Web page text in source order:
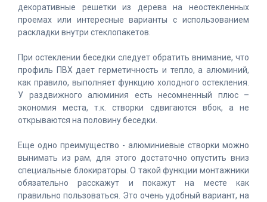
декоративные решетки из дерева на неостекленных
проемах или интересные варианты с использованием
раскладки внутри стеклопакетов.
При остеклении беседки следует обратить внимание, что
профиль ПВХ дает герметичность и тепло, а алюминий,
как правило, выполняет функцию холодного остекления.
У раздвижного алюминия есть несомненный плюс –
экономия места, т.к. створки сдвигаются вбок, а не
открываются на половину беседки.
Еще одно преимущество - алюминиевые створки можно
вынимать из рам, для этого достаточно опустить вниз
специальные блокираторы. О такой функции монтажники
обязательно расскажут и покажут на месте как
правильно пользоваться. Это очень удобный вариант, на